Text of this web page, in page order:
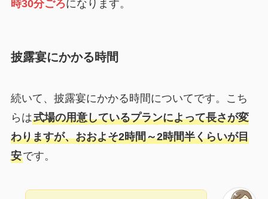
時30分ごろになります。
披露宴にかかる時間
続いて、披露宴にかかる時間についてです。こち
らは式場の用意しているプランによって長さが変
わりますが、おおよそ2時間～2時間半くらいが目
安です。